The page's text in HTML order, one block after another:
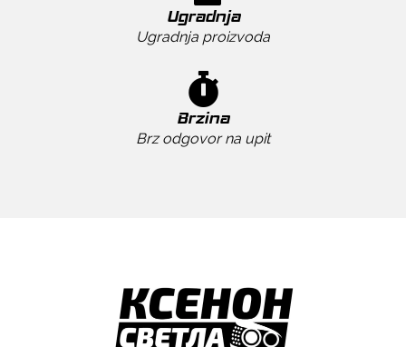
Ugradnja
Ugradnja proizvoda
Brzina
Brz odgovor na upit